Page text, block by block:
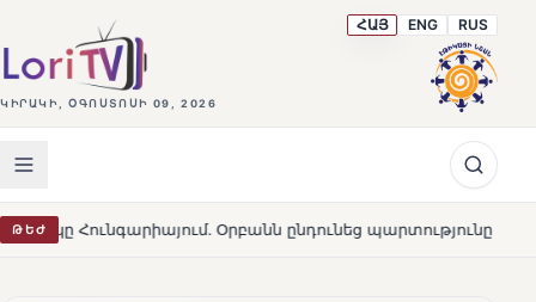
ԿԻՐԱԿԻ, ՕԳՈՍՏՈՍԻ 09, 2026
ՀԱՅ ENG RUS
ԹԵԺ Օրբանն ընդունեց պարտությունը HOT Մարթա